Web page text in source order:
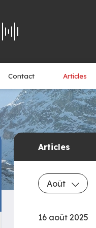
Contact Articles
Articles
Août
16 août 2025